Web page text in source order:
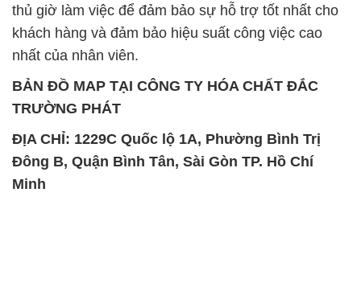
thủ giờ làm việc để đảm bảo sự hỗ trợ tốt nhất cho
khách hàng và đảm bảo hiệu suất công việc cao
nhất của nhân viên.
BẢN ĐỒ MAP TẠI CÔNG TY HÓA CHẤT ĐẮC
TRƯỜNG PHÁT
ĐỊA CHỈ: 1229C Quốc lộ 1A, Phường Bình Trị
Đông B, Quận Bình Tân, Sài Gòn TP. Hồ Chí
Minh